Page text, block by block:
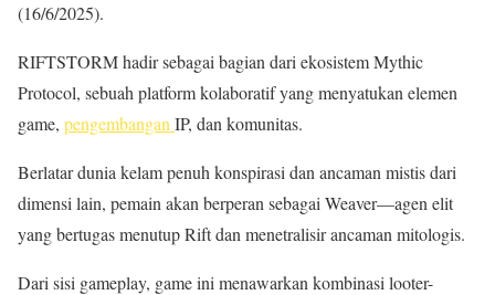
(16/6/2025).
RIFTSTORM hadir sebagai bagian dari ekosistem Mythic
Protocol, sebuah platform kolaboratif yang menyatukan elemen
game, pengembangan IP, dan komunitas.
Berlatar dunia kelam penuh konspirasi dan ancaman mistis dari
dimensi lain, pemain akan berperan sebagai Weaver—agen elit
yang bertugas menutup Rift dan menetralisir ancaman mitologis.
Dari sisi gameplay, game ini menawarkan kombinasi looter-